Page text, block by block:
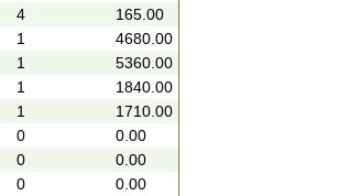
4
165.00
1
4680.00
1
5360.00
1
1840.00
1
1710.00
0
0.00
0
0.00
0 0.00